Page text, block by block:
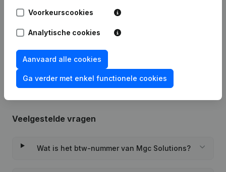
24-06-2022
Rechtspersoon, Opening Bijkantoor,
enz...)
Veelgestelde vragen
Wat is het btw-nummer van Mgc Solutions?
Voorkeurscookies
Analytische cookies
Aanvaard alle cookies
Ga verder met enkel functionele cookies